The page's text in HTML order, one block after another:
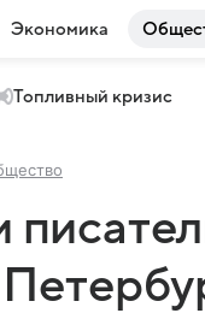
Экономика
Топливный кризис